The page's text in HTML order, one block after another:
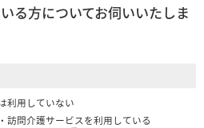
る方についてお伺いいたしま
利用していない
訪問介護サービスを利用している